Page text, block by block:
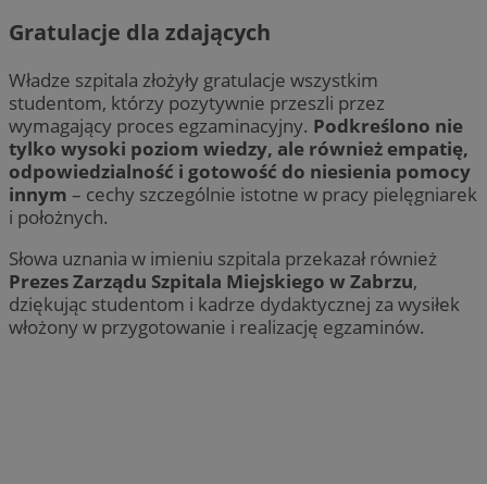
Gratulacje dla zdających
Władze szpitala złożyły gratulacje wszystkim
studentom, którzy pozytywnie przeszli przez
wymagający proces egzaminacyjny. Podkreślono nie
tylko wysoki poziom wiedzy, ale również empatię,
odpowiedzialność i gotowość do niesienia pomocy
innym – cechy szczególnie istotne w pracy pielęgniarek
i położnych.
Słowa uznania w imieniu szpitala przekazał również
Prezes Zarządu Szpitala Miejskiego w Zabrzu,
dziękując studentom i kadrze dydaktycznej za wysiłek
włożony w przygotowanie i realizację egzaminów.